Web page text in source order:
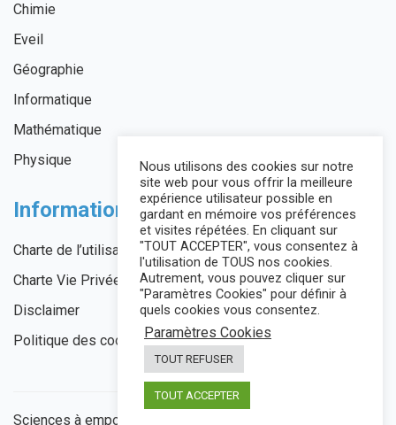
Chimie
Eveil
Géographie
Informatique
Mathématique
Physique
Informations légales
Charte de l’utilisateur
Charte Vie Privée
Disclaimer
Politique des cookies
Sciences à emporter © 2026
Nous utilisons des cookies sur notre
site web pour vous offrir la meilleure
expérience utilisateur possible en
gardant en mémoire vos préférences
et visites répétées. En cliquant sur
"TOUT ACCEPTER", vous consentez à
l'utilisation de TOUS nos cookies.
Autrement, vous pouvez cliquer sur
"Paramètres Cookies" pour définir à
quels cookies vous consentez.
Paramètres Cookies
TOUT REFUSER
TOUT ACCEPTER